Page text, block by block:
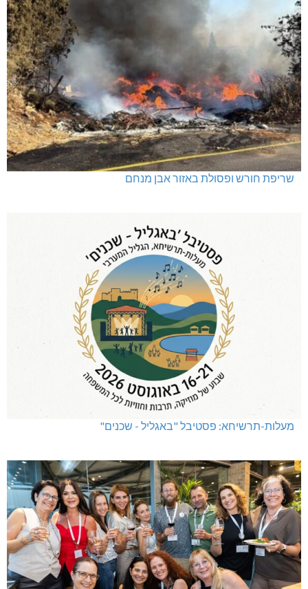
שריפת חורש ופסולת באזור אבן מנחם
מעלות-תרשיחא: פסטיבל "באגליל - שכנים"